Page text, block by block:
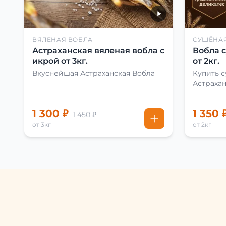
ВЯЛЕНАЯ ВОБЛА
Астраханская вяленая вобла с
икрой от 3кг.
Вкуснейшая Астраханская Вобла
1 300 ₽ 1 450 ₽
от 3кг
Вобла
от 2кг.
Купить
1 350
от 2кг